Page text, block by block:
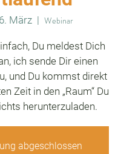
März
  |
Webinar
Du meldest Dich
ich sende Dir einen
und Du kommst direkt
Zeit in den „Raum“ Du
herunterzuladen.
abgeschlossen